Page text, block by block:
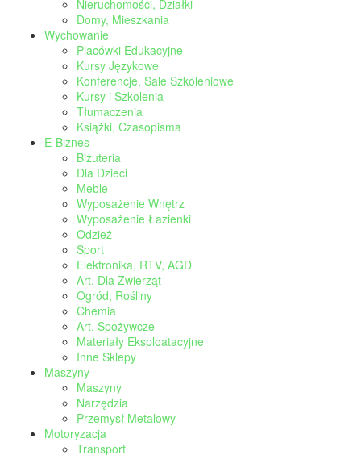
Nieruchomości, Działki
Domy, Mieszkania
Wychowanie
Placówki Edukacyjne
Kursy Językowe
Konferencje, Sale Szkoleniowe
Kursy i Szkolenia
Tłumaczenia
Książki, Czasopisma
E-Biznes
Biżuteria
Dla Dzieci
Meble
Wyposażenie Wnętrz
Wyposażenie Łazienki
Odzież
Sport
Elektronika, RTV, AGD
Art. Dla Zwierząt
Ogród, Rośliny
Chemia
Art. Spożywcze
Materiały Eksploatacyjne
Inne Sklepy
Maszyny
Maszyny
Narzędzia
Przemysł Metalowy
Motoryzacja
Transport